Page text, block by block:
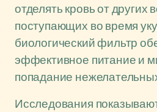
отделять кровь от других
поступающих во время
биологический фильтр
эффективное питание и
попадание
Исследования